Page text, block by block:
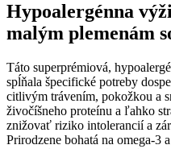
Hypoalergénna
malým plemenám
Táto superprémiová,
spĺňala špecifické potreby
citlivým trávením, pokožkou a
živočíšneho proteínu a ľahko
znižovať riziko intolerancií a
Prirodzene bohatá na omega-3